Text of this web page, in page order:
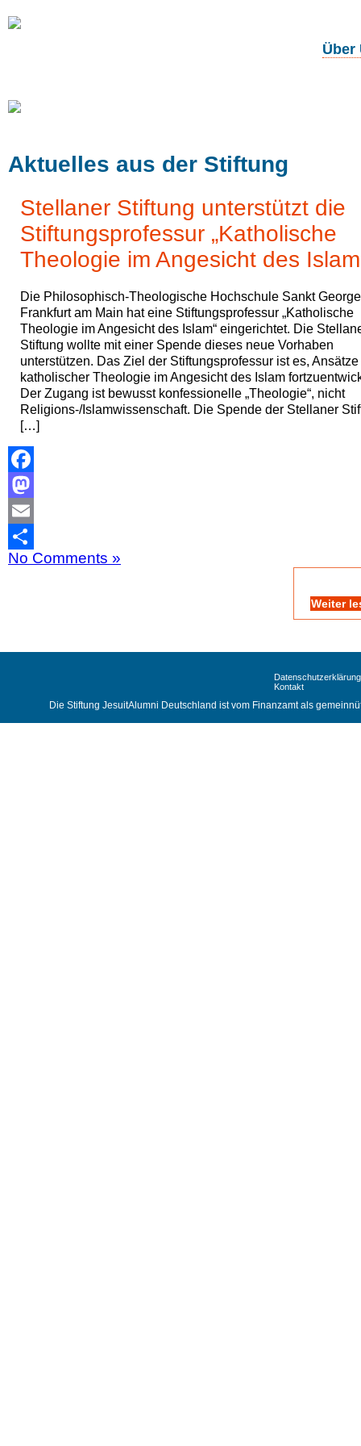
Über
Projekte
Aktuelles aus der Stiftung
Stellaner Stiftung unterstützt die
Stiftungsprofessur „Katholische
Theologie im Angesicht des
Die Philosophisch-Theologische Hochschule Sankt
Frankfurt am Main hat eine Stiftungsprofessur „Katholische
Theologie im Angesicht des Islam“ eingerichtet. Die
Stiftung wollte mit einer Spende dieses neue Vorhaben
unterstützen. Das Ziel der Stiftungsprofessur ist es, Ansätze
katholischer Theologie im Angesicht des Islam
Der Zugang ist bewusst konfessionelle „Theologie“, nicht
Religions-/Islamwissenschaft. Die Spende der Stellaner
[…]
Facebook
Mastodon
Email
Teilen
No Comments »
Weiter
Datenschutzerklärung
Kontakt
Die Stiftung JesuitAlumni Deutschland ist vom Finanzamt als